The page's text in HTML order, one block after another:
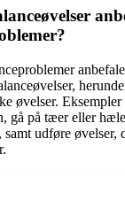
øvelser.
gå på tæer eller
udføre øvelser,